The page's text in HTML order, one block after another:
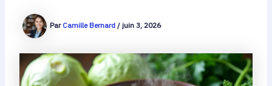
Par Camille Bernard / juin 3, 2026